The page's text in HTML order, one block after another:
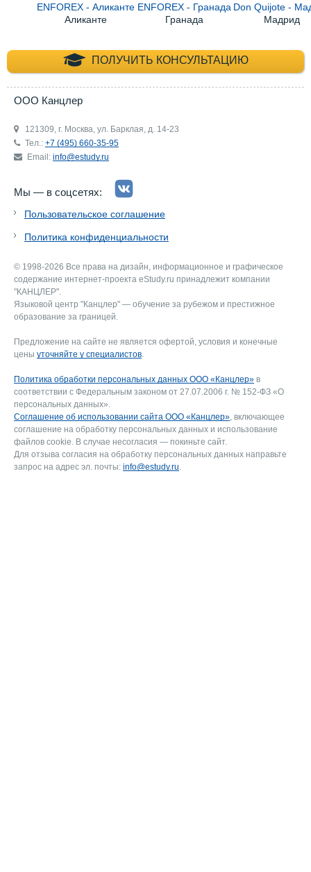
ENFOREX - Аликанте
Аликанте
ENFOREX - Гранада
Гранада
Don Quijote -
Мадрид
ПОЛУЧИТЬ КОНСУЛЬТАЦИЮ
+7 (495) 660-35-
ООО Канцлер
121309, г. Москва, ул. Барклая, д. 14-23
Тел.: +7 (495) 660-35-95
Email: info@estudy.ru
Мы — в соцсетях:
Пользовательское соглашение
Политика конфиденциальности
© 1998-2026 Все права на дизайн, информационное и графическое
содержание интернет-проекта eStudy.ru принадлежит компании
"КАНЦЛЕР".
Языковой центр "Канцлер" — обучение за рубежом и престижное
образование за границей.
Предложение на сайте не является офертой, условия и конечные
цены уточняйте у специалистов.
Политика обработки персональных данных ООО «Канцлер» в
соответствии с Федеральным законом от 27.07.2006 г. № 152-ФЗ «О
персональных данных».
Соглашение об использовании сайта ООО «Канцлер», включающее
соглашение на обработку персональных данных и использование
файлов cookie. В случае несогласия — покиньте сайт.
Для отзыва согласия на обработку персональных данных направьте
запрос на адрес эл. почты: info@estudy.ru.